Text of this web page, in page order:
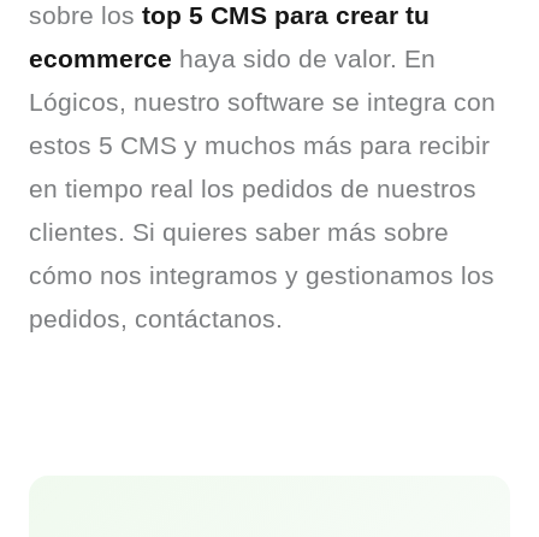
sobre los top 5 CMS para crear tu
ecommerce haya sido de valor. En
Lógicos, nuestro software se integra con
estos 5 CMS y muchos más para recibir
en tiempo real los pedidos de nuestros
clientes. Si quieres saber más sobre
cómo nos integramos y gestionamos los
pedidos, contáctanos.